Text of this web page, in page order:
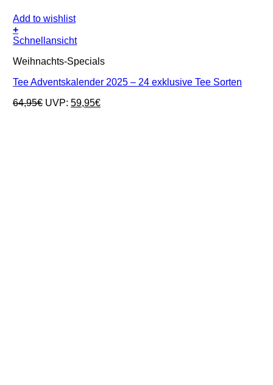
Add to wishlist
+
Schnellansicht
Weihnachts-Specials
Tee Adventskalender 2025 – 24 exklusive Tee Sorten
64,95€ Ursprünglicher
UVP: 59,95€Aktueller